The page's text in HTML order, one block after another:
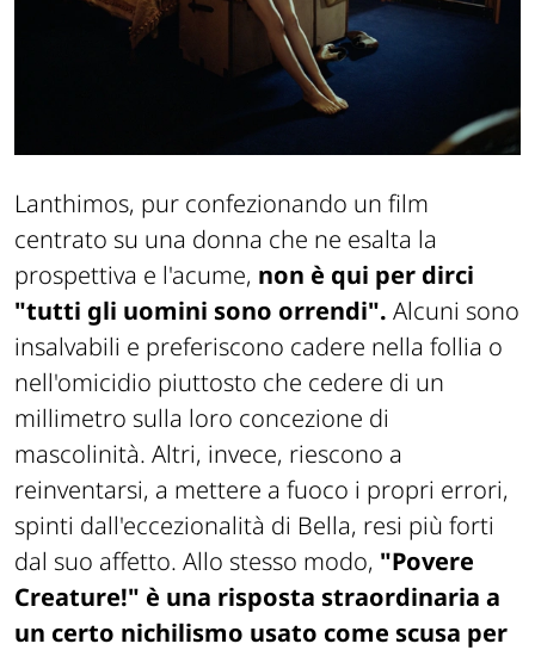
Lanthimos, pur confezionando un film
centrato su una donna che ne esalta la
prospettiva e l'acume, non è qui per dirci
"tutti gli uomini sono orrendi". Alcuni sono
insalvabili e preferiscono cadere nella follia o
nell'omicidio piuttosto che cedere di un
millimetro sulla loro concezione di
mascolinità. Altri, invece, riescono a
reinventarsi, a mettere a fuoco i propri errori,
spinti dall'eccezionalità di Bella, resi più forti
dal suo affetto. Allo stesso modo, "Povere
Creature!" è una risposta straordinaria a
un certo nichilismo usato come scusa per